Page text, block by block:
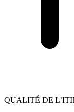
QUALITÉ DE